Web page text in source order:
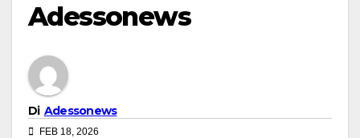
Adessonews
Di Adessonews
FEB 18, 2026